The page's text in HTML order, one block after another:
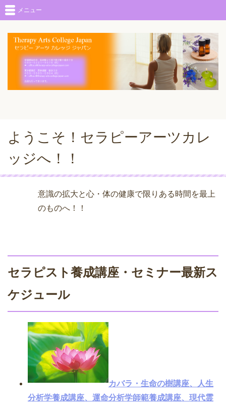
メニュー
ようこそ！セラピーアーツカレ
ッジへ！！
意識の拡大と心・体の健康で限りある時間を最上
のものへ！！
セラピスト養成講座・セミナー最新ス
ケジュール
カバラ・生命の樹講座、人生
分析学養成講座、運命分析学師範養成講座、 現代霊